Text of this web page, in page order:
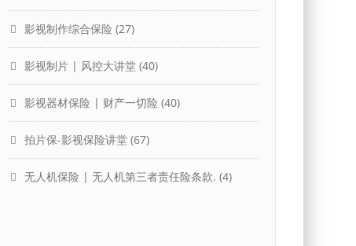
影视制作综合保险 (27)
影视制片 | 风控大讲堂 (40)
影视器材保险 | 财产一切险 (40)
拍片保-影视保险讲堂 (67)
无人机保险 | 无人机第三者责任险条款. (4)